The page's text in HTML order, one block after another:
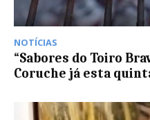
NOTÍCIAS
“Sabores do Toiro
Coruche já esta